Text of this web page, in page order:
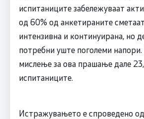
испитаниците забележуваат
од 60% од анкетираните
интензивна и континуирана, но
потребни уште поголеми
мислење за ова прашање дале
испитаниците.
Истражувањето е спроведено